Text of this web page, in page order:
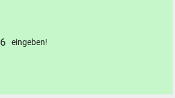
6 eingeben!